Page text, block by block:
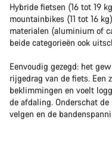
Hybride fietsen (16 tot 19
mountainbikes (11 tot 16
materialen (aluminium of
beide categorieën ook
Eenvoudig gezegd: het
rijgedrag van de fiets. Een
beklimmingen en voelt
de afdaling. Onderschat
velgen en de